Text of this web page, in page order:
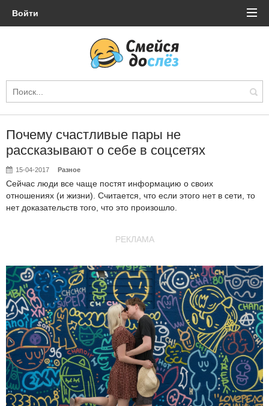
Войти
Почему счастливые пары не
рассказывают о себе в соцсетях
15-04-2017 Разное
Сейчас люди все чаще постят информацию о своих
отношениях (и жизни). Считается, что если этого нет в сети, то
нет доказательств того, что это произошло.
РЕКЛАМА